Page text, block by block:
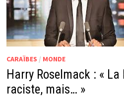
CARAÏBES / MONDE
Harry Roselmack : « La
raciste, mais… »